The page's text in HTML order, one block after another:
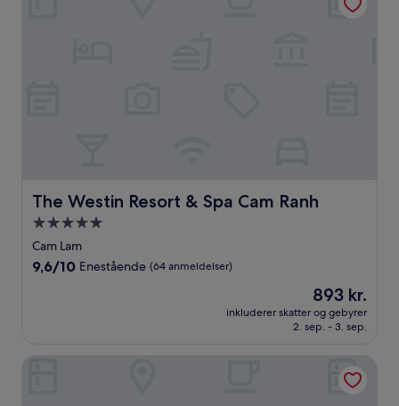
The Westin Resort & Spa Cam Ranh
The Westin Resort & Spa Cam Ranh
5.0-
stjernet
overnatningssted
Cam Lam
9.6
anmeldelser)
9,6/10 Enestående (64 anmeldelser)
Prisen
er
893 kr.
893 kr.
inkluderer skatter og gebyrer
2. sep. - 3. sep.